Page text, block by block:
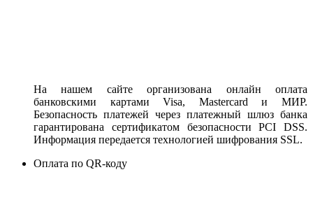
На нашем сайте организована онлайн оплата
банковскими картами Visa, Mastercard и МИР.
Безопасность платежей через платежный шлюз банка
гарантирована сертификатом безопасности PCI DSS.
Информация передается технологией шифрования SSL.
Оплата по QR-коду